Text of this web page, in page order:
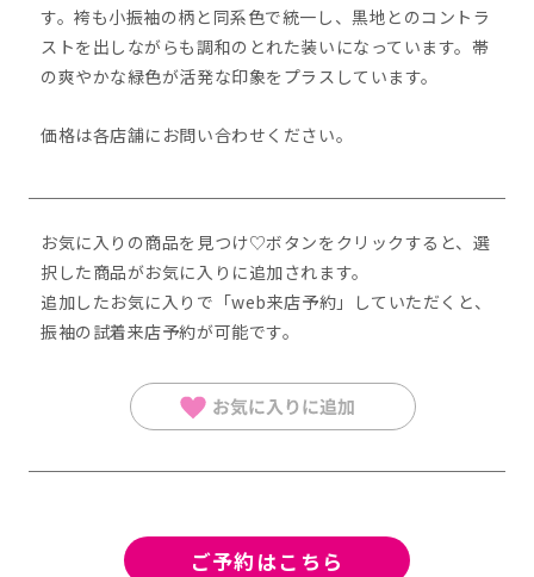
す。袴も小振袖の柄と同系色で統一し、黒地とのコントラ
ストを出しながらも調和のとれた装いになっています。帯
の爽やかな緑色が活発な印象をプラスしています。
価格は各店舗にお問い合わせください。
お気に入りの商品を見つけ♡ボタンをクリックすると、選
択した商品がお気に入りに追加されます。
追加したお気に⼊りで「web来店予約」していただくと、
振袖の試着来店予約が可能です。
ご予約はこちら